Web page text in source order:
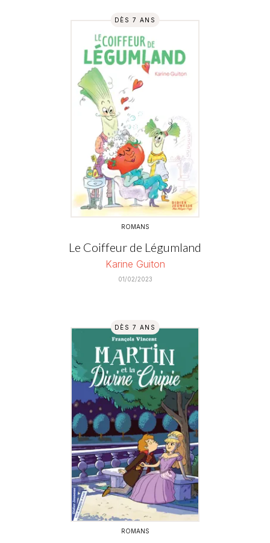
DÈS 7 ANS
ROMANS
Le Coiffeur de Légumland
Karine Guiton
01/02/2023
DÈS 7 ANS
ROMANS